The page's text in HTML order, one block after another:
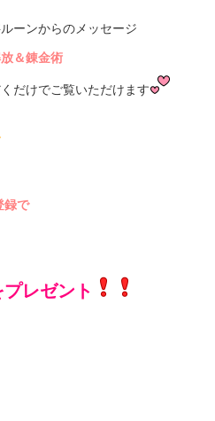
ーンからのメッセージ
＆錬金術
だけでご覧いただけます
録で
プレゼント